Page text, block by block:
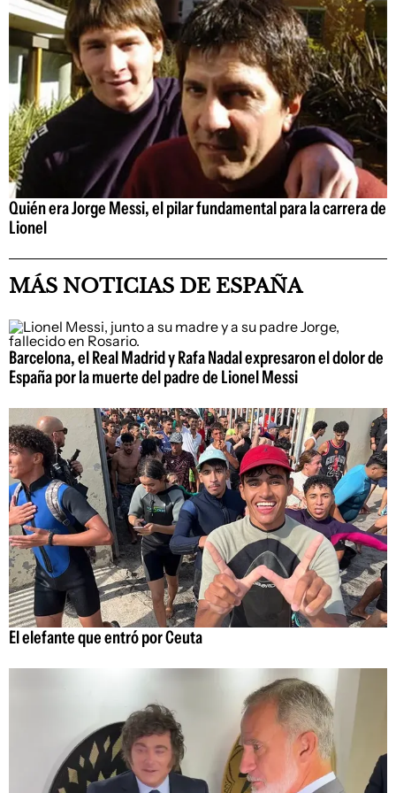
Quién era Jorge Messi, el pilar fundamental para la carrera de
Lionel
MÁS NOTICIAS DE ESPAÑA
Barcelona, el Real Madrid y Rafa Nadal expresaron el dolor de
España por la muerte del padre de Lionel Messi
El elefante que entró por Ceuta